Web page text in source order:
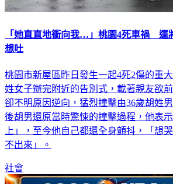
「她直直地衝向我…」桃園4死車禍 運
想吐
桃園市新屋區昨日發生一起4死2傷的重
姓女子辦完附近的告別式，載著親友欲
卻不明原因逆向，猛烈撞擊由36歲胡姓
後胡男還原當時驚悚的撞擊過程，他表
上」，至今他自己都還全身顫抖，「想
不出來」。
社會